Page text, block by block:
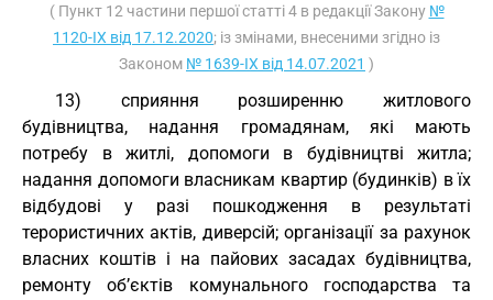
( Пункт 12 частини першої статті 4 в редакції Закону №
1120-IX від 17.12.2020; із змінами, внесеними згідно із
Законом № 1639-IX від 14.07.2021 )
13) сприяння розширенню житлового
будівництва, надання громадянам, які мають
потребу в житлі, допомоги в будівництві житла;
надання допомоги власникам квартир (будинків) в їх
відбудові у разі пошкодження в результаті
терористичних актів, диверсій; організації за рахунок
власних коштів і на пайових засадах будівництва,
ремонту об’єктів комунального господарства та